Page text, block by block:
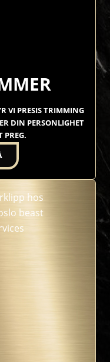
VI PRESIS TRIMMING
DIN PERSONLIGHET
PREG.